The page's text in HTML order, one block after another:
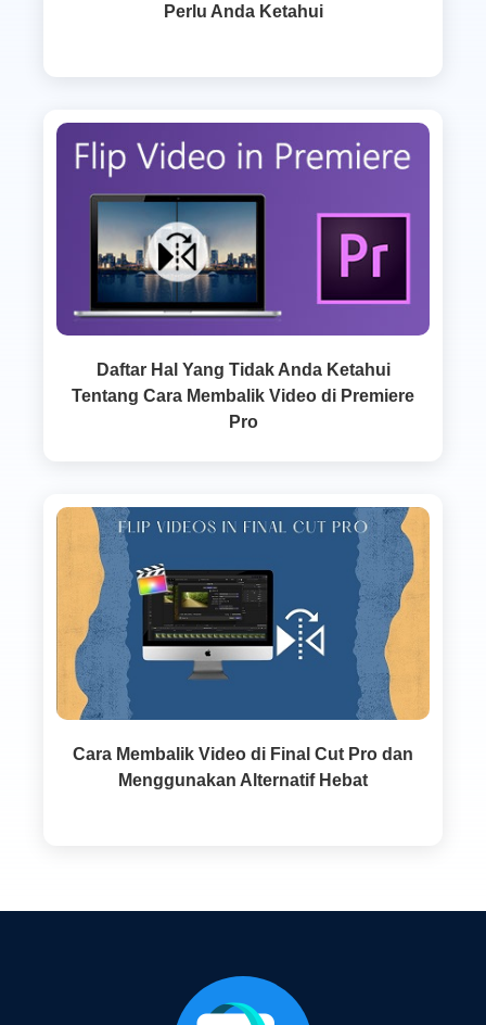
Perlu Anda Ketahui
Daftar Hal Yang Tidak Anda Ketahui
Tentang Cara Membalik Video di Premiere
Pro
Cara Membalik Video di Final Cut Pro dan
Menggunakan Alternatif Hebat